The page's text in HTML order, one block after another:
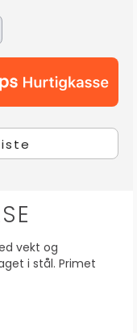
vekt og
i stål. Primet